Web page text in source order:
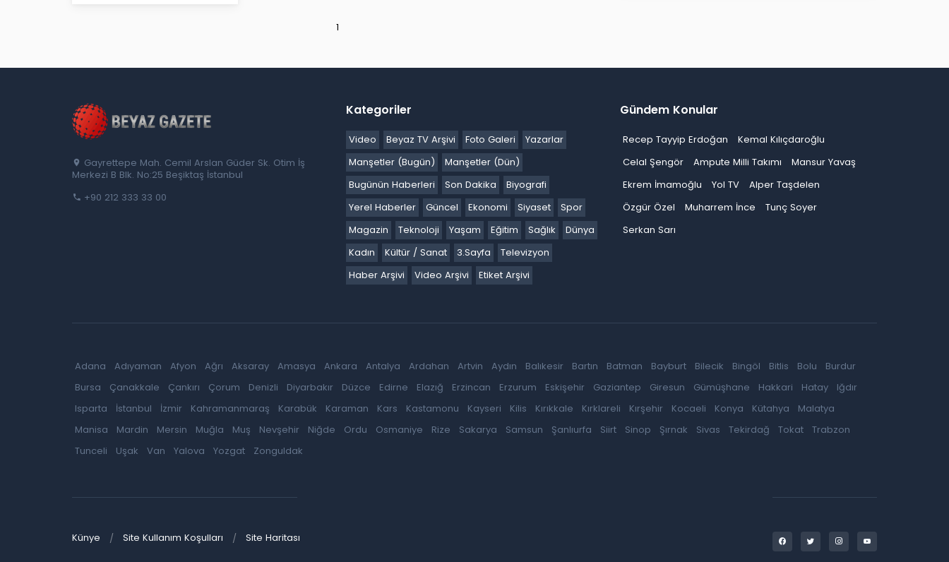
1
Gayrettepe Mah. Cemil Arslan Güder Sk. Otim İş
Merkezi B Blk. No:25 Beşiktaş İstanbul
+90 212 333 33 00
Kategoriler
Video Beyaz TV Arşivi Foto Galeri
Yazarlar
Manşetler (Bugün)
Manşetler (Dün)
Bugünün Haberleri
Son Dakika
Biyografi
Yerel Haberler
Güncel Ekonomi Siyaset
Spor
Magazin
Teknoloji Yaşam Eğitim Sağlık
Dünya
Kadın
Kültür / Sanat 3.Sayfa
Televizyon
Haber Arşivi
Video Arşivi Etiket Arşivi
Gündem Konular
Recep Tayyip Erdoğan
Kemal Kılıçdaroğlu
Celal Şengör
Ampute Milli Takımı
Mansur Yavaş
Ekrem İmamoğlu
Yol TV
Alper Taşdelen
Özgür Özel
Muharrem İnce
Tunç Soyer
Serkan Sarı
Adana Adıyaman Afyon Ağrı Aksaray Amasya Ankara Antalya Ardahan Artvin Aydın Balıkesir Bartın Batman Bayburt Bilecik Bingöl Bitlis Bolu
Burdur
Bursa
Çanakkale Çankırı Çorum Denizli Diyarbakır Düzce Edirne Elazığ Erzincan Erzurum Eskişehir Gaziantep Giresun Gümüşhane Hakkari Hatay
Iğdır
Isparta
İstanbul İzmir Kahramanmaraş Karabük Karaman Kars Kastamonu Kayseri Kilis Kırıkkale Kırklareli Kırşehir Kocaeli Konya Kütahya
Malatya
Manisa
Mardin Mersin Muğla Muş Nevşehir Niğde Ordu Osmaniye Rize Sakarya Samsun Şanlıurfa Siirt Sinop Şırnak Sivas Tekirdağ Tokat
Trabzon
Tunceli
Uşak Van Yalova Yozgat Zonguldak
Künye Site Kullanım Koşulları Site Haritası